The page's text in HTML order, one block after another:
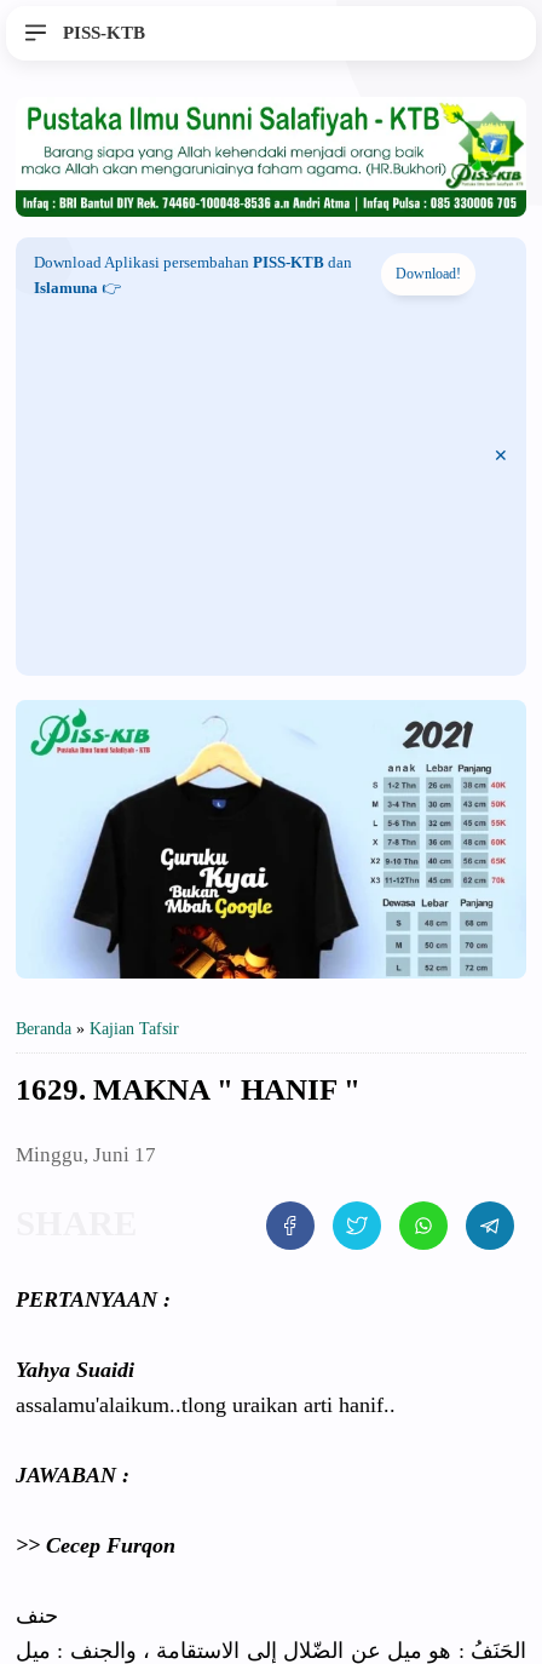
PISS-KTB
Download Aplikasi persembahan PISS-KTB dan
Islamuna 👉
Download!
Beranda » Kajian Tafsir
1629. MAKNA " HANIF "
Minggu, Juni 17
PERTANYAAN:
Yahya Suaidi
assalamu'alaikum..tlong uraikan arti hanif..
JAWABAN :
>> Cecep Furqon
حنف
الحَنَفُ : هو ميل عن الضّلال إلى الاستقامة ، والجنف : ميل